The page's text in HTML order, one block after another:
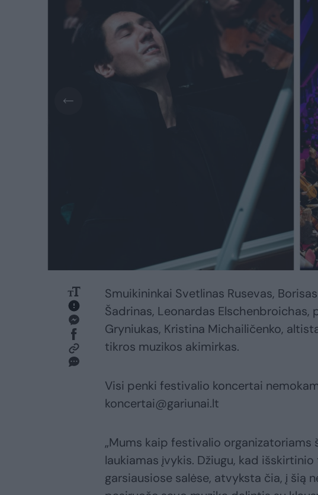
Smuikininkai Svetlinas Rusevas,
Šadrinas, Leonardas Elschenbroichas,
Gryniukas, Kristina Michailičenko,
tikros muzikos akimirkas.
Visi penki festivalio koncertai
koncertai@gariunai.lt
„Mums kaip festivalio
laukiamas įvykis. Džiugu, kad
garsiausiose salėse, atvyksta čia, į šią